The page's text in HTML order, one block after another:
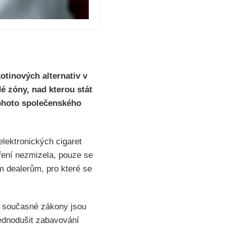
alternativ v
zóny, nad kterou stát
společenského
cigaret
nezmizela, pouze se
dealerům, pro které se
zákony jsou
zabavování